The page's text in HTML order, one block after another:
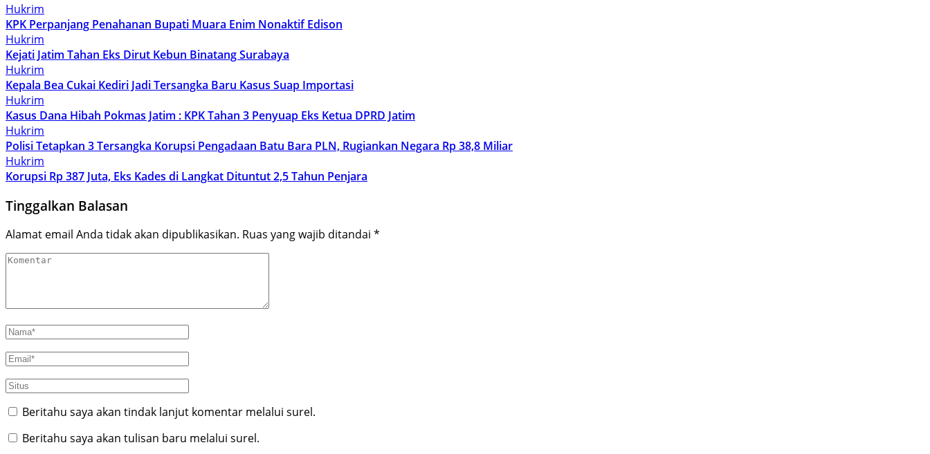
Hukrim
KPK Perpanjang Penahanan Bupati Muara Enim Nonaktif Edison
Hukrim
Kejati Jatim Tahan Eks Dirut Kebun Binatang Surabaya
Hukrim
Kepala Bea Cukai Kediri Jadi Tersangka Baru Kasus Suap Importasi
Hukrim
Kasus Dana Hibah Pokmas Jatim : KPK Tahan 3 Penyuap Eks Ketua DPRD Jatim
Hukrim
Polisi Tetapkan 3 Tersangka Korupsi Pengadaan Batu Bara PLN, Rugiankan Negara Rp 38,8 Miliar
Hukrim
Korupsi Rp 387 Juta, Eks Kades di Langkat Dituntut 2,5 Tahun Penjara
Tinggalkan Balasan
Alamat email Anda tidak akan dipublikasikan. Ruas yang wajib ditandai *
Beritahu saya akan tindak lanjut komentar melalui surel.
Beritahu saya akan tulisan baru melalui surel.